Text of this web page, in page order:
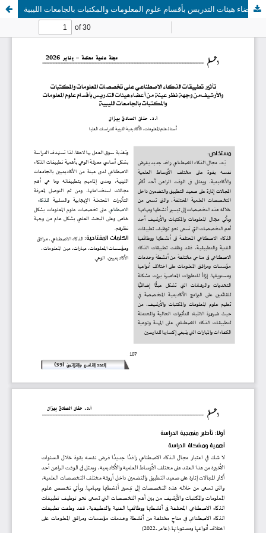
تأثير تطبيقات الذكاء الاصطناعي على تخصصات المعلومات والمكتبات والأرشيف من وجهة نظر عينة من أعضاء هيئات التدريس بأقسام علوم المعلومات والمكتبات بالجامعات الليبية